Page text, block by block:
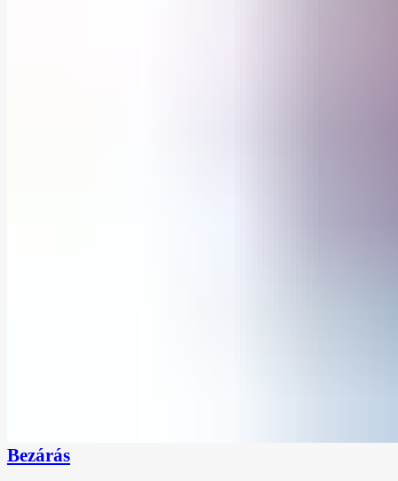
Bezárás